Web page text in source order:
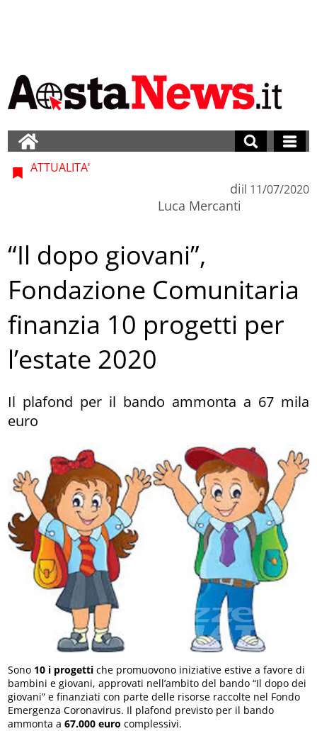
ATTUALITA'
di
Luca Mercanti
il 11/07/2020
“Il dopo giovani”,
Fondazione Comunitaria
finanzia 10 progetti per
l’estate 2020
Il plafond per il bando ammonta a 67 mila
euro
Sono 10 i progettiche promuovono iniziative estive a favore di
bambini e giovani, approvati nell’ambito del bando “Il dopo dei
giovani” e finanziati con parte delle risorse raccolte nel Fondo
Emergenza Coronavirus. Il plafond previsto per il bando
ammonta a67.000 eurocomplessivi.